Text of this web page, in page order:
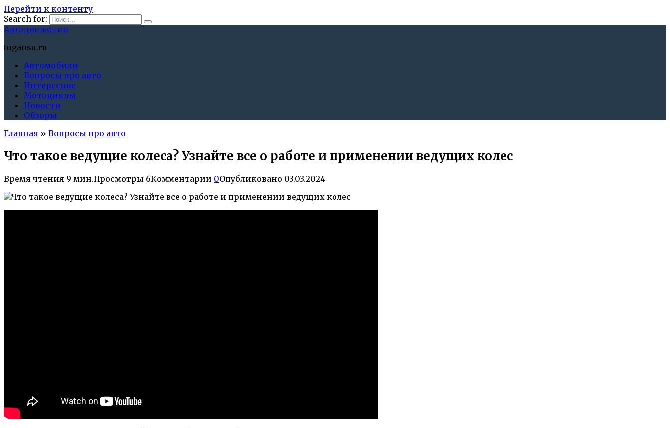
Перейти к контенту
Search for:
Автодвижение
tugansu.ru
Автомобили
Вопросы про авто
Интересное
Мотоциклы
Новости
Обзоры
Главная » Вопросы про авто
Что такое ведущие колеса? Узнайте все о работе и применении ведущих колес
Время чтения 9 мин.Просмотры 6Комментарии 0Опубликовано 03.03.2024